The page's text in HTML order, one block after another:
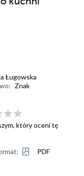
Ługowska
Znak
który oceni tę
PDF